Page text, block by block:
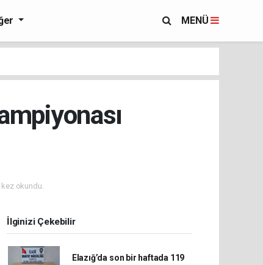
MENÜ
okundu.
İlginizi Çekebilir
Elazığ’da son bir haftada 119